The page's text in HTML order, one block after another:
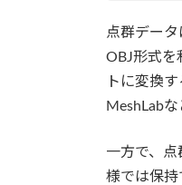
点群デー
OBJ形式を
トに変換
MeshLab
一方で、
様では保持